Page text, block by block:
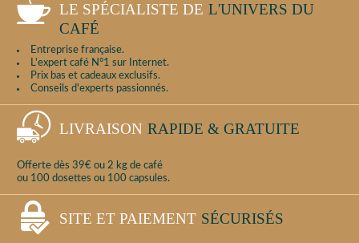
LE SPÉCIALISTE DE L'UNIVERS DU
CAFÉ
Entreprise française.
L'expert café N°1 sur Internet.
Prix bas et cadeaux exclusifs.
Conseils d'experts passionnés.
LIVRAISON RAPIDE & GRATUITE
Offerte dès 39€ ou 2 kg de café
ou 100 dosettes ou 100 capsules.
SITE ET PAIEMENT SÉCURISÉS